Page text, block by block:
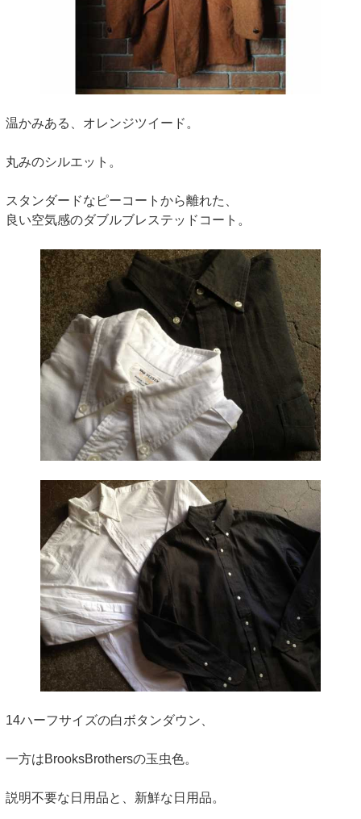
温かみある、オレンジツイード。
丸みのシルエット。
スタンダードなピーコートから離れた、
良い空気感のダブルブレステッドコート。
14ハーフサイズの白ボタンダウン、
一方はBrooksBrothersの玉虫色。
説明不要な日用品と、新鮮な日用品。